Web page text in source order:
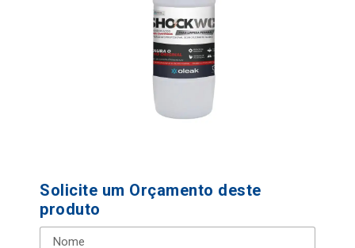
Solicite um Orçamento deste
produto